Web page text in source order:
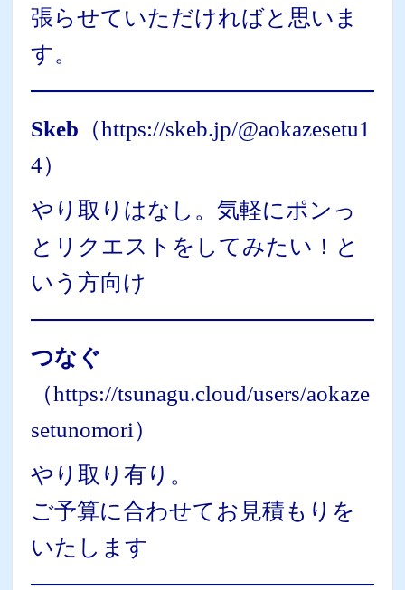
張らせていただければと思いま
す。
Skeb （https://skeb.jp/@aokazesetu1
4）
やり取りはなし。気軽にポンっ
とリクエストをしてみたい！と
いう方向け
つなぐ
（https://tsunagu.cloud/users/aokaze
setunomori ）
やり取り有り。
ご予算に合わせてお見積もりを
いたします